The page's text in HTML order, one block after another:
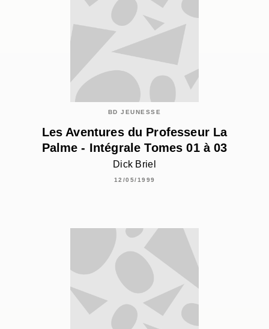
BD JEUNESSE
Les Aventures du Professeur La
Palme - Intégrale Tomes 01 à 03
Dick Briel
12/05/1999